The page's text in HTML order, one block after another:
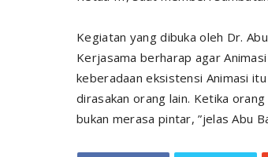
Kegiatan yang dibuka oleh Dr.
Kerjasama berharap agar
keberadaan eksistensi Animasi
dirasakan orang lain. Ketika
bukan merasa pintar, ”jelas Abu